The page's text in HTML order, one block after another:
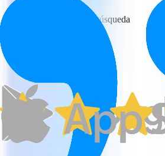
Opciones avanzadas de búsqueda
Acceso sin conexión